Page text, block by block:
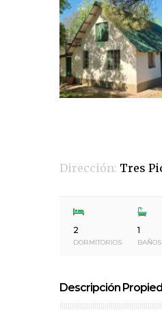
Dirección: Tres
2
DORMITORIOS
1
BAÑOS
Descripción